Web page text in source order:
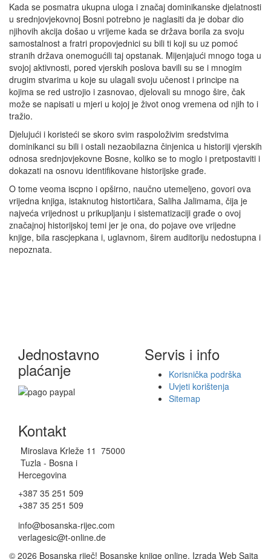
Kada se posmatra ukupna uloga i značaj dominikanske djelatnosti
u srednjovjekovnoj Bosni potrebno je naglasiti da je dobar dio
njihovih akcija došao u vrijeme kada se država borila za svoju
samostalnost a fratri propovjednici su bili ti koji su uz pomoć
stranih država onemogućili taj opstanak. Mijenjajući mnogo toga u
svojoj aktivnosti, pored vjerskih poslova bavili su se i mnogim
drugim stvarima u koje su ulagali svoju učenost i principe na
kojima se red ustrojio i zasnovao, djelovali su mnogo šire, čak
može se napisati u mjeri u kojoj je život onog vremena od njih to i
tražio.
Djelujući i koristeći se skoro svim raspoloživim sredstvima
dominikanci su bili i ostali nezaobilazna činjenica u historiji vjerskih
odnosa srednjovjekovne Bosne, koliko se to moglo i pretpostaviti i
dokazati na osnovu identifikovane historijske građe.
O tome veoma iscpno i opširno, naučno utemeljeno, govori ova
vrijedna knjiga, istaknutog histortičara, Saliha Jalimama, čija je
najveća vrijednost u prikupljanju i sistematizaciji građe o ovoj
značajnoj historijskoj temi jer je ona, do pojave ove vrijedne
knjige, bila rascjepkana i, uglavnom, širem auditoriju nedostupna i
nepoznata.
Jednostavno
plaćanje
Servis i info
Korisnička podrška
Uvjeti korištenja
Sitemap
Kontakt
Miroslava Krleže 11 75000
Tuzla - Bosna i
Hercegovina
+387 35 251 509
+387 35 251 509
info@bosanska-rijec.com
verlagesic@t-online.de
© 2026 Bosanska riječ! Bosanske knjige online. Izrada Web Sajta